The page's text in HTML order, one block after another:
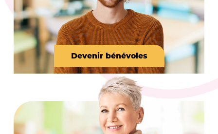
Devenir bénévoles